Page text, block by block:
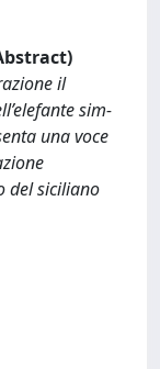
il
sim-
una voce
del siciliano